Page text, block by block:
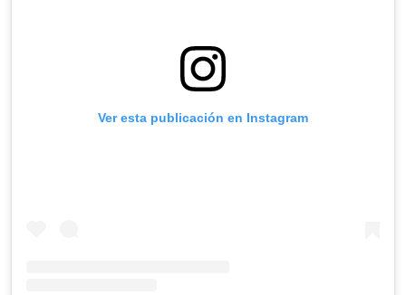
Ver esta publicación en Instagram